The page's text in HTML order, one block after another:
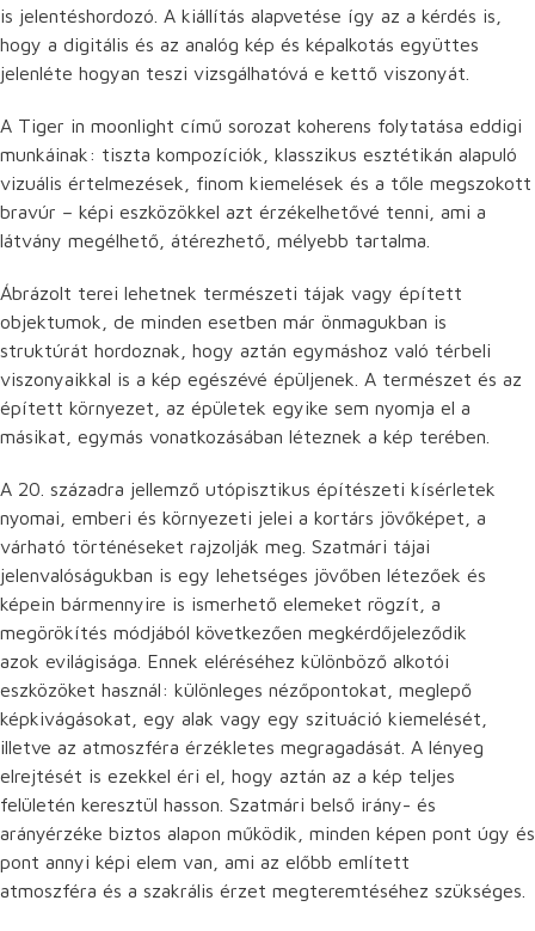
is jelentéshordozó. A kiállítás alapvetése így az a kérdés is,
hogy a digitális és az analóg kép és képalkotás együttes
jelenléte hogyan teszi vizsgálhatóvá e kettő viszonyát.
A Tiger in moonlight című sorozat koherens folytatása eddigi
munkáinak: tiszta kompozíciók, klasszikus esztétikán alapuló
vizuális értelmezések, finom kiemelések és a tőle megszokott
bravúr – képi eszközökkel azt érzékelhetővé tenni, ami a
látvány megélhető, átérezhető, mélyebb tartalma.
Ábrázolt terei lehetnek természeti tájak vagy épített
objektumok, de minden esetben már önmagukban is
struktúrát hordoznak, hogy aztán egymáshoz való térbeli
viszonyaikkal is a kép egészévé épüljenek. A természet és az
épített környezet, az épületek egyike sem nyomja el a
másikat, egymás vonatkozásában léteznek a kép terében.
A 20. századra jellemző utópisztikus építészeti kísérletek
nyomai, emberi és környezeti jelei a kortárs jövőképet, a
várható történéseket rajzolják meg. Szatmári tájai
jelenvalóságukban is egy lehetséges jövőben létezőek és
képein bármennyire is ismerhető elemeket rögzít, a
megörökítés módjából következően megkérdőjeleződik
azok evilágisága. Ennek eléréséhez különböző alkotói
eszközöket használ: különleges nézőpontokat, meglepő
képkivágásokat, egy alak vagy egy szituáció kiemelését,
illetve az atmoszféra érzékletes megragadását. A lényeg
elrejtését is ezekkel éri el, hogy aztán az a kép teljes
felületén keresztül hasson. Szatmári belső irány- és
arányérzéke biztos alapon működik, minden képen pont úgy és
pont annyi képi elem van, ami az előbb említett
atmoszféra és a szakrális érzet megteremtéséhez szükséges.